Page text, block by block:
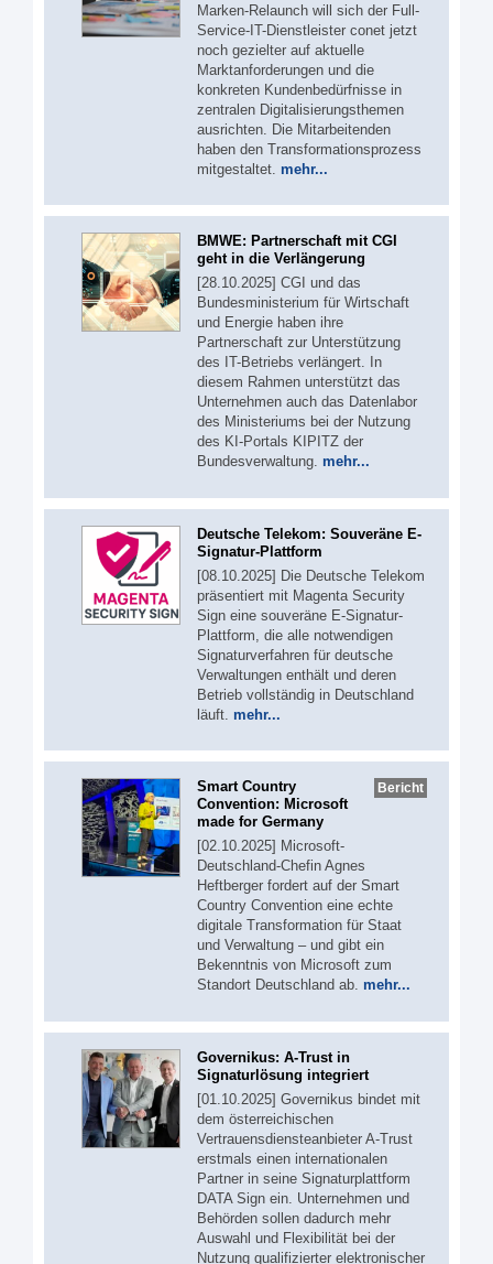
Marken-Relaunch will sich der Full-
Service-IT-Dienstleister conet jetzt
noch gezielter auf aktuelle
Marktanforderungen und die
konkreten Kundenbedürfnisse in
zentralen Digitalisierungsthemen
ausrichten. Die Mitarbeitenden
haben den Transformationsprozess
mitgestaltet. mehr...
BMWE: Partnerschaft mit CGI
geht in die Verlängerung
[28.10.2025] CGI und das
Bundesministerium für Wirtschaft
und Energie haben ihre
Partnerschaft zur Unterstützung
des IT-Betriebs verlängert. In
diesem Rahmen unterstützt das
Unternehmen auch das Datenlabor
des Ministeriums bei der Nutzung
des KI-Portals KIPITZ der
Bundesverwaltung. mehr...
Deutsche Telekom: Souveräne E-
Signatur-Plattform
[08.10.2025] Die Deutsche Telekom
präsentiert mit Magenta Security
Sign eine souveräne E-Signatur-
Plattform, die alle notwendigen
Signaturverfahren für deutsche
Verwaltungen enthält und deren
Betrieb vollständig in Deutschland
läuft. mehr...
Bericht
Smart Country
Convention: Microsoft
made for Germany
[02.10.2025] Microsoft-
Deutschland-Chefin Agnes
Heftberger fordert auf der Smart
Country Convention eine echte
digitale Transformation für Staat
und Verwaltung – und gibt ein
Bekenntnis von Microsoft zum
Standort Deutschland ab. mehr...
Governikus: A-Trust in
Signaturlösung integriert
[01.10.2025] Governikus bindet mit
dem österreichischen
Vertrauensdiensteanbieter A-Trust
erstmals einen internationalen
Partner in seine Signaturplattform
DATA Sign ein. Unternehmen und
Behörden sollen dadurch mehr
Auswahl und Flexibilität bei der
Nutzung qualifizierter elektronischer